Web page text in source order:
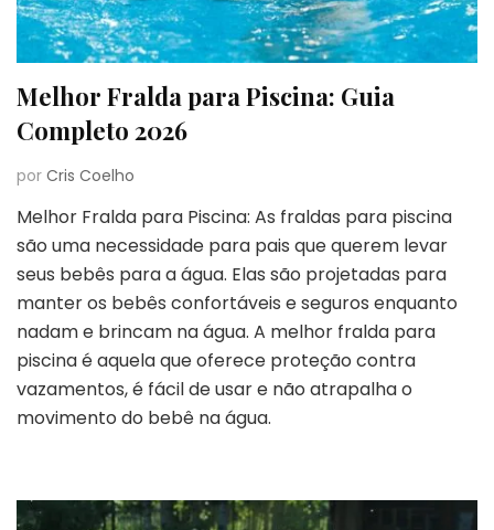
Melhor Fralda para Piscina: Guia
Completo 2026
por Cris Coelho
Melhor Fralda para Piscina: As fraldas para piscina
são uma necessidade para pais que querem levar
seus bebês para a água. Elas são projetadas para
manter os bebês confortáveis e seguros enquanto
nadam e brincam na água. A melhor fralda para
piscina é aquela que oferece proteção contra
vazamentos, é fácil de usar e não atrapalha o
movimento do bebê na água.